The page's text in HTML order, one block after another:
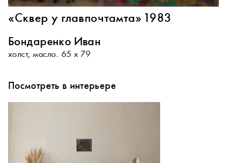
«Сквер у главпочтамта» 1983
Бондаренко Иван
холст, масло. 65 х 79
Посмотреть в интерьере